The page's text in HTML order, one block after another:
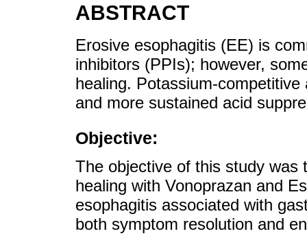
ABSTRACT
Erosive esophagitis (EE) is
inhibitors (PPIs); however,
healing. Potassium-
and more sustained acid
Objective:
The objective of this study was
healing with Vonoprazan and
esophagitis associated with
both symptom resolution and